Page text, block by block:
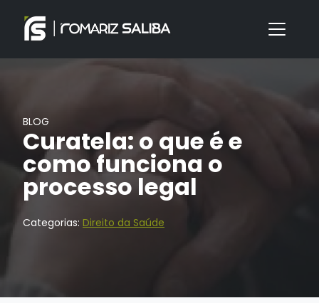
BLOG
Curatela: o que é e
como funciona o
processo legal
Categorias: Direito da Saúde